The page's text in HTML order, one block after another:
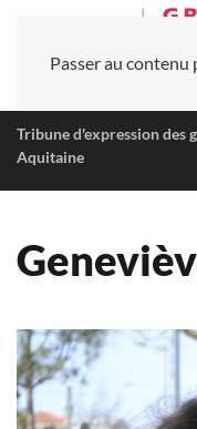
Passer au contenu
Tribune d'expression des
Aquitaine